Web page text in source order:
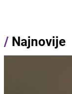
/ Najnovije